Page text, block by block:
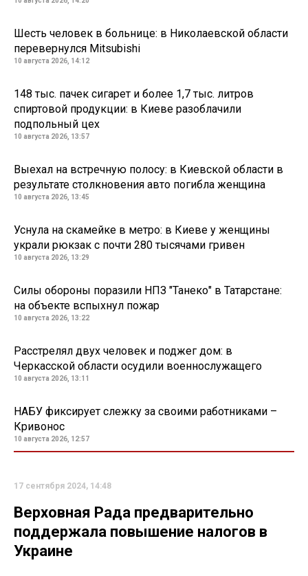
Шесть человек в больнице: в Николаевской области
перевернулся Mitsubishi
10 августа 2026, 14:12
148 тыс. пачек сигарет и более 1,7 тыс. литров
спиртовой продукции: в Киеве разоблачили
подпольный цех
10 августа 2026, 13:57
Выехал на встречную полосу: в Киевской области в
результате столкновения авто погибла женщина
10 августа 2026, 13:45
Уснула на скамейке в метро: в Киеве у женщины
украли рюкзак с почти 280 тысячами гривен
10 августа 2026, 13:29
Силы обороны поразили НПЗ "Танеко" в Татарстане:
на объекте вспыхнул пожар
10 августа 2026, 13:22
Расстрелял двух человек и поджег дом: в
Черкасской области осудили военнослужащего
10 августа 2026, 13:11
НАБУ фиксирует слежку за своими работниками –
Кривонос
10 августа 2026, 12:57
17 сентября 2024, 14:48
Верховная Рада предварительно
поддержала повышение налогов в
Украине